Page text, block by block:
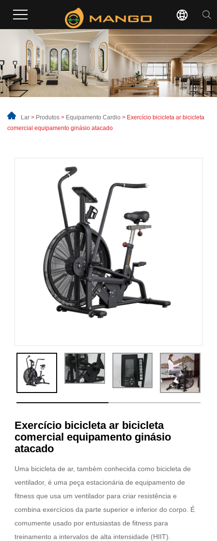
Lar > Produtos > Equipamento Cardio > Exercício bicicleta ar bicicleta
comercial equipamento ginásio atacado
Exercício bicicleta ar bicicleta
comercial equipamento ginásio
atacado
Uma bicicleta de ar, também conhecida como bicicleta de
ventilador, é uma peça estacionária de equipamento de
fitness que usa um ventilador para criar resistência e
combina exercícios da parte superior e inferior do corpo. É
comumente usado por entusiastas de fitness para
treinamento a intervalos de alta intensidade (HIIT).